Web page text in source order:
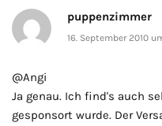
puppenzimmer
16. September 2010
@Angi
Ja genau. Ich find's auch
gesponsort wurde. Der